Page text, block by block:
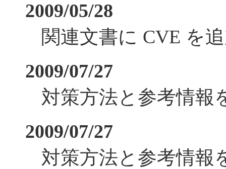
2009/05/28
関連文書に CVE を
2009/07/27
対策方法と参考情報
2009/07/27
対策方法と参考情報